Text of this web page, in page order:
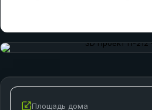
Площадь дома